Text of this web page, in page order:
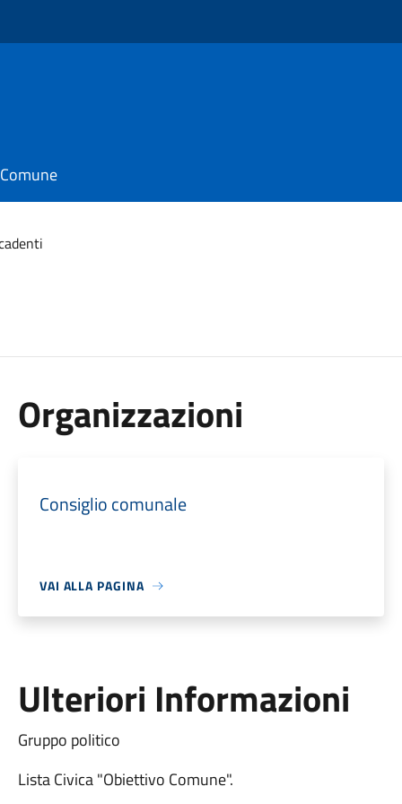
Organizzazioni
Consiglio comunale
VAI ALLA PAGINA
Ulteriori Informazioni
Gruppo politico
Lista Civica "Obiettivo Comune".